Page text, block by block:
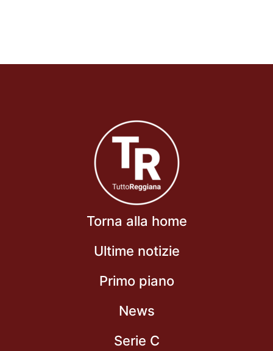
Torna alla home
Ultime notizie
Primo piano
News
Serie C